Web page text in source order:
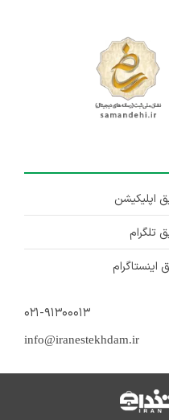
اپلیکیشن
تلگرام
۰۲۱-۹۱۳۰۰۰۱۳
info@iranestekhdam.ir